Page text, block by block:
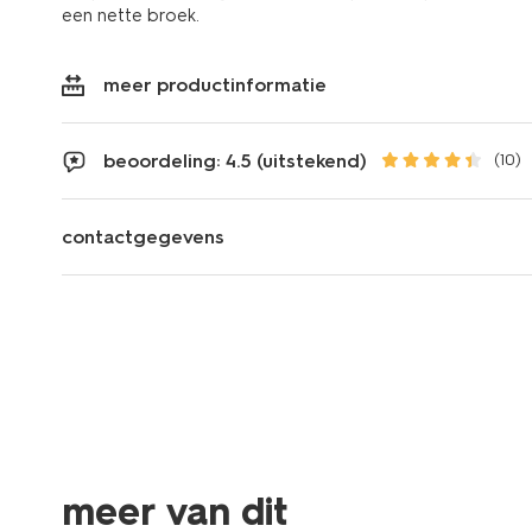
een nette broek.
meer productinformatie
beoordeling: 4.5 (uitstekend) (10)
contactgegevens
meer van dit